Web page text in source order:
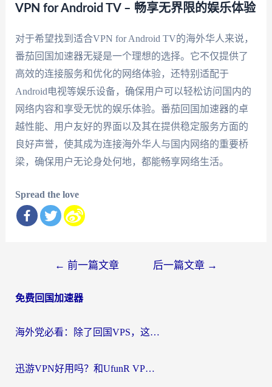
VPN for Android TV – 畅享无界限的娱乐体验
对于希望找到适合VPN for Android TV的海外华人来说，
番茄回国加速器无疑是一个理想的选择。它不仅提供了
高效的连接服务和优化的网络体验，还特别适配于
Android电视等娱乐设备，确保用户可以轻松访问国内的
网络内容和享受无忧的娱乐体验。番茄回国加速器的卓
越性能、用户友好的界面以及其在提供稳定服务方面的
良好声誉，使其成为连接海外华人与国内网络的重要桥
梁，确保用户无论身处何地，都能畅享网络生活。
Spread the love
导
← 前一篇文章 后一篇文章 →
免费回国加速器
海外党必看：除了回国VPS，这样选加速器也能无缝刷国内资源？
迅游VPN好用吗？和UfunR VPN对比哪个回国效果更好？海外党亲测避坑指南